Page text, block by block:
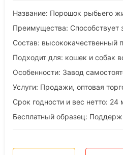
Состав: высококачественный
Подходит для: кошек и собак
Срок годности и вес нетто: 24
Бесплатный образец: